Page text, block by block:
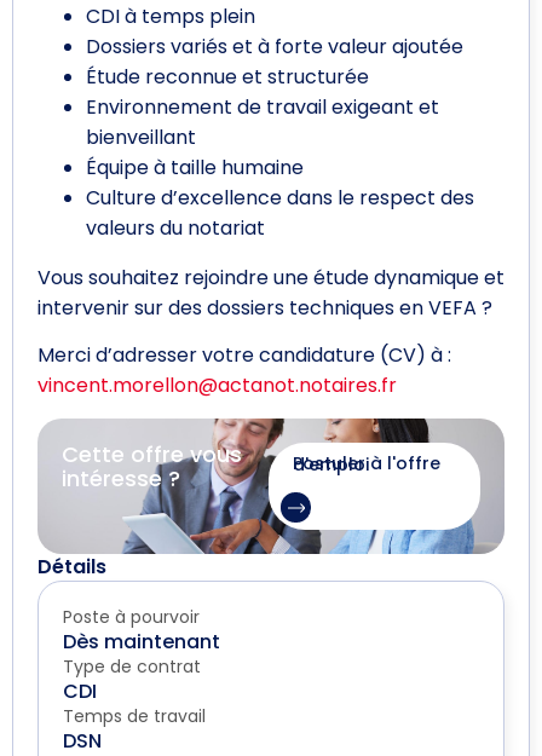
CDI à temps plein
Dossiers variés et à forte valeur ajoutée
Étude reconnue et structurée
Environnement de travail exigeant et
bienveillant
Équipe à taille humaine
Culture d’excellence dans le respect des
valeurs du notariat
Vous souhaitez rejoindre une étude dynamique et
intervenir sur des dossiers techniques en VEFA ?
Merci d’adresser votre candidature (CV) à :
vincent.morellon@actanot.notaires.fr
Cette offre vous
intéresse ?
Postuler à l'offre d'emploi
Détails
Poste à pourvoir
Dès maintenant
Type de contrat
CDI
Temps de travail
DSN